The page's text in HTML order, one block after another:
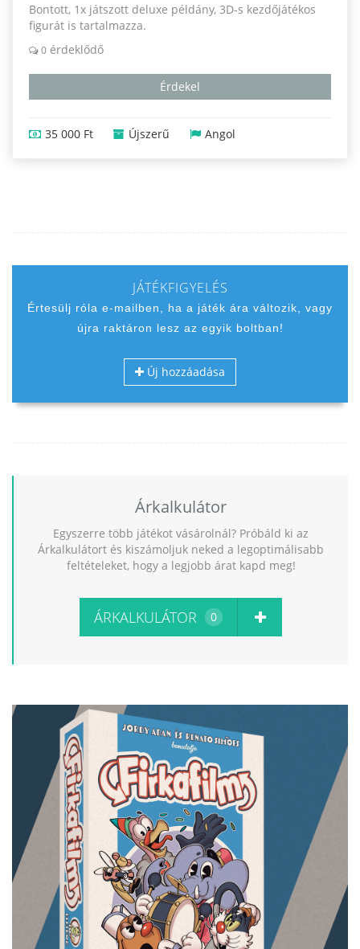
Bontott, 1x játszott deluxe példány, 3D-s kezdőjátékos
figurát is tartalmazza.
0 érdeklődő
Érdekel
35 000 Ft Újszerű Angol
JÁTÉKFIGYELÉS
Értesülj róla e-mailben, ha a játék ára változik, vagy
újra raktáron lesz az egyik boltban!
Új hozzáadása
Árkalkulátor
Egyszerre több játékot vásárolnál? Próbáld ki az
Árkalkulátort és kiszámoljuk neked a legoptimálisabb
feltételeket, hogy a legjobb árat kapd meg!
ÁRKALKULÁTOR 0